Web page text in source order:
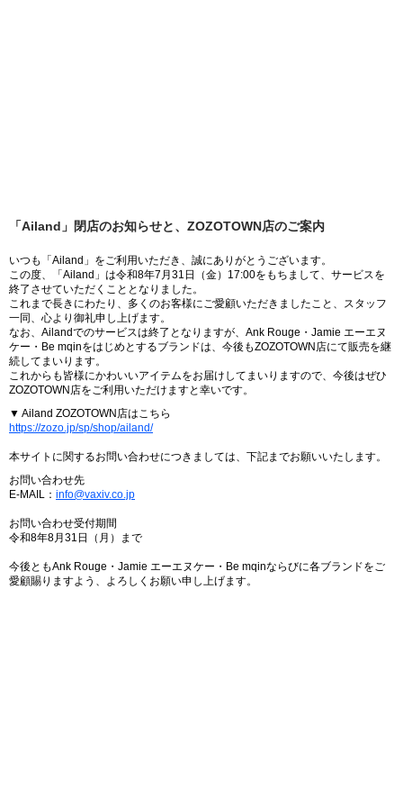
「Ailand」閉店のお知らせと、ZOZOTOWN店のご案内
いつも「Ailand」をご利用いただき、誠にありがとうございます。
この度、「Ailand」は令和8年7月31日（金）17:00をもちまして、サービスを
終了させていただくこととなりました。
これまで長きにわたり、多くのお客様にご愛顧いただきましたこと、スタッフ
一同、心より御礼申し上げます。
なお、Ailandでのサービスは終了となりますが、Ank Rouge・Jamie エーエヌ
ケー・Be mqinをはじめとするブランドは、今後もZOZOTOWN店にて販売を継
続してまいります。
これからも皆様にかわいいアイテムをお届けしてまいりますので、今後はぜひ
ZOZOTOWN店をご利用いただけますと幸いです。
▼ Ailand ZOZOTOWN店はこちら
https://zozo.jp/sp/shop/ailand/
本サイトに関するお問い合わせにつきましては、下記までお願いいたします。
お問い合わせ先
E-MAIL： info@vaxiv.co.jp
お問い合わせ受付期間
令和8年8月31日（月）まで
今後ともAnk Rouge・Jamie エーエヌケー・Be mqinならびに各ブランドをご
愛顧賜りますよう、よろしくお願い申し上げます。